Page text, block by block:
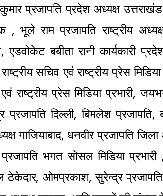
प्रजापति प्रदेश अध्यक्ष
, भूले राम प्रजापति राष्ट्रीय
एडवोकेट बबीता रानी कार्यकारी
सचिव एवं राष्ट्रीय प्रेस
राष्ट्रीय प्रेस मिडिया प्रभारी,
प्रजापति दिल्ली, बिमलेश प्रजापति,
गाजियाबाद, धनवीर प्रजापति
भगत सोसल मिडिया
ओमप्रकाश, सुरेन्द्र प्रजापति